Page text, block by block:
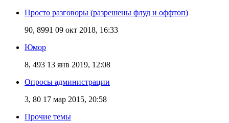
Просто разговоры (разрешены флуд и оффтоп)
90, 8991 09 окт 2018, 16:33
Юмор
8, 493 13 янв 2019, 12:08
Опросы администрации
3, 80 17 мар 2015, 20:58
Прочие темы